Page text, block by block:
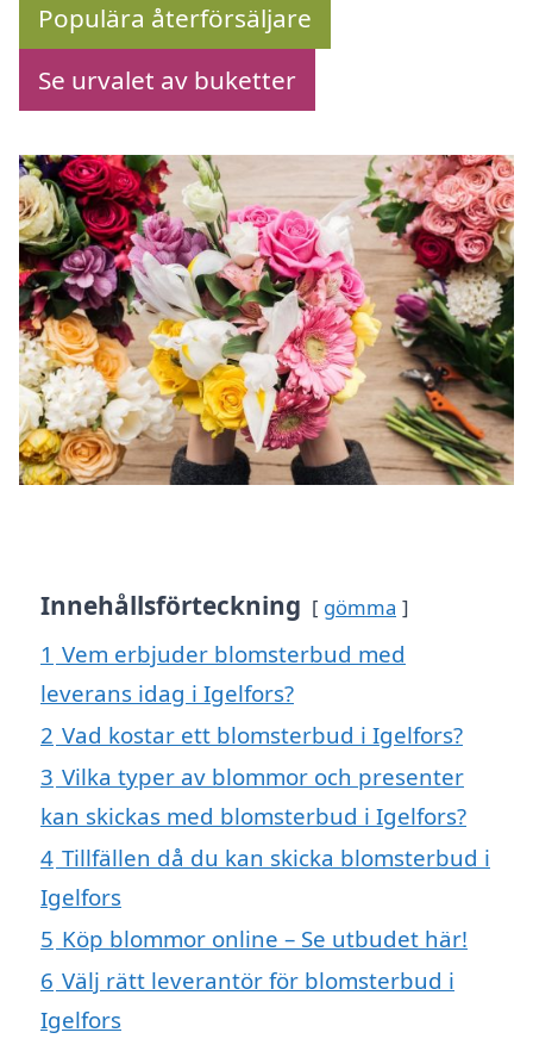
Populära återförsäljare
Se urvalet av buketter
Innehållsförteckning gömma
1 Vem erbjuder blomsterbud med
leverans idag i Igelfors?
2 Vad kostar ett blomsterbud i Igelfors?
3 Vilka typer av blommor och presenter
kan skickas med blomsterbud i Igelfors?
4 Tillfällen då du kan skicka blomsterbud i
Igelfors
5 Köp blommor online – Se utbudet här!
6 Välj rätt leverantör för blomsterbud i
Igelfors